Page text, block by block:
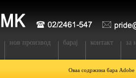
нов производ барај контакт за
Оваа содржина бара Adobe